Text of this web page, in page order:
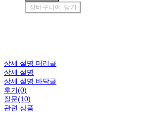
장바구니에 담기
상세 설명 머리글
상세 설명
상세 설명 바닥글
후기(0)
질문(10)
관련 상품